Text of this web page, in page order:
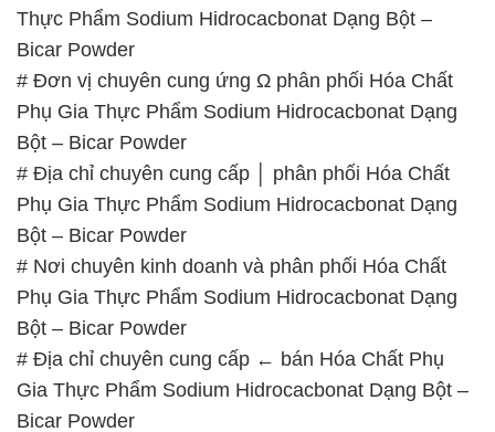
Thực Phẩm Sodium Hidrocacbonat Dạng Bột –
Bicar Powder
# Đơn vị chuyên cung ứng Ω phân phối Hóa Chất
Phụ Gia Thực Phẩm Sodium Hidrocacbonat Dạng
Bột – Bicar Powder
# Địa chỉ chuyên cung cấp │ phân phối Hóa Chất
Phụ Gia Thực Phẩm Sodium Hidrocacbonat Dạng
Bột – Bicar Powder
# Nơi chuyên kinh doanh và phân phối Hóa Chất
Phụ Gia Thực Phẩm Sodium Hidrocacbonat Dạng
Bột – Bicar Powder
# Địa chỉ chuyên cung cấp ← bán Hóa Chất Phụ
Gia Thực Phẩm Sodium Hidrocacbonat Dạng Bột –
Bicar Powder